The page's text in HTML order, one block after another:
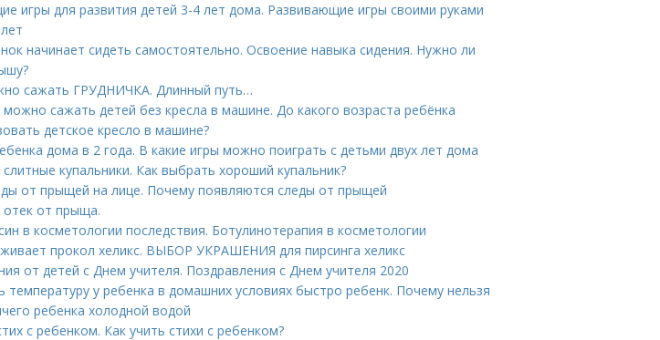
игры для развития детей 3-4 лет дома. Развивающие игры своими руками
начинает сидеть самостоятельно. Освоение навыка сидения. Нужно ли
сажать ГРУДНИЧКА. Длинный путь…
можно сажать детей без кресла в машине. До какого возраста ребёнка
детское кресло в машине?
дома в 2 года. В какие игры можно поиграть с детьми двух лет дома
купальники. Как выбрать хороший купальник?
от прыщей на лице. Почему появляются следы от прыщей
отек от прыща.
в косметологии последствия. Ботулинотерапия в косметологии
прокол хеликс. ВЫБОР УКРАШЕНИЯ для пирсинга хеликс
от детей с Днем учителя. Поздравления с Днем учителя 2020
температуру у ребенка в домашних условиях быстро ребенк. Почему нельзя
ребенка холодной водой
с ребенком. Как учить стихи с ребенком?